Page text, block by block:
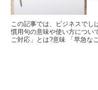
この記事では、ビジネスでし
慣用句の意味や使い方につい
ご対応」とは?意味 「早急な